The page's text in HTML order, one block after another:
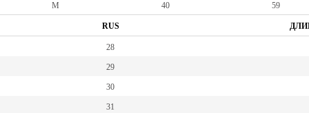
M 40 59
RUS
28
29
30
31